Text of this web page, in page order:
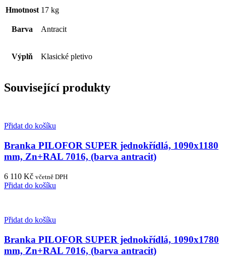
Hmotnost 17 kg
Barva Antracit
Výplň Klasické pletivo
Související produkty
Přidat do košíku
Branka PILOFOR SUPER jednokřídlá, 1090x1180
mm, Zn+RAL 7016, (barva antracit)
6 110 Kč včetně DPH
Přidat do košíku
Přidat do košíku
Branka PILOFOR SUPER jednokřídlá, 1090x1780
mm, Zn+RAL 7016, (barva antracit)